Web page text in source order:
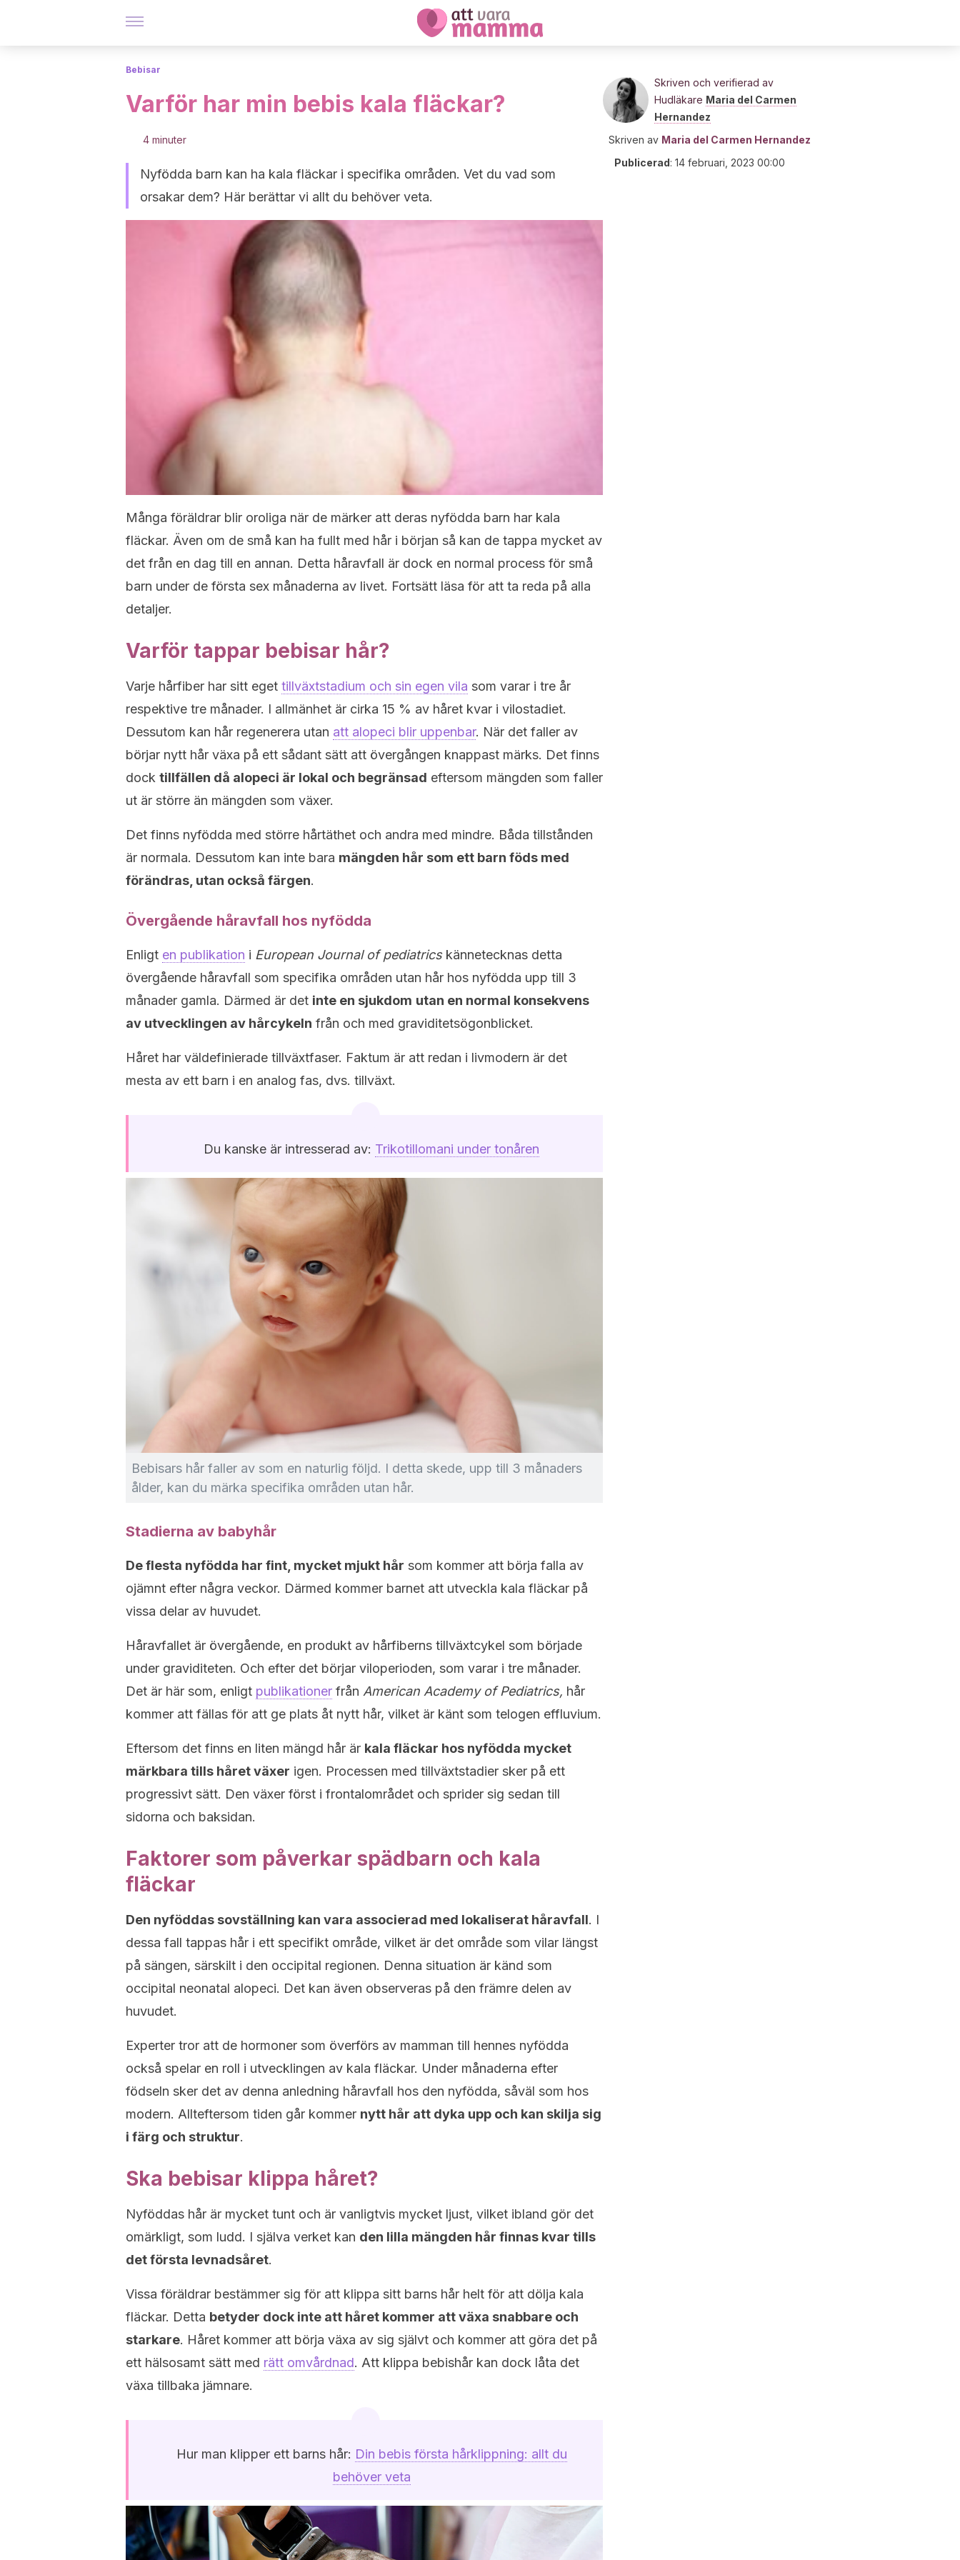
Bebisar
Varför har min bebis kala fläckar?
4 minuter
Nyfödda barn kan ha kala fläckar i specifika områden. Vet du vad som
orsakar dem? Här berättar vi allt du behöver veta.
Många föräldrar blir oroliga när de märker att deras nyfödda barn har kala
fläckar. Även om de små kan ha fullt med hår i början så kan de tappa mycket av
det från en dag till en annan. Detta håravfall är dock en normal process för små
barn under de första sex månaderna av livet. Fortsätt läsa för att ta reda på alla
detaljer.
Varför tappar bebisar hår?
Varje hårfiber har sitt eget tillväxtstadium och sin egen vila som varar i tre år
respektive tre månader. I allmänhet är cirka 15 % av håret kvar i vilostadiet.
Dessutom kan hår regenerera utan att alopeci blir uppenbar. När det faller av
börjar nytt hår växa på ett sådant sätt att övergången knappast märks. Det finns
dock tillfällen då alopeci är lokal och begränsad eftersom mängden som faller
ut är större än mängden som växer.
Det finns nyfödda med större hårtäthet och andra med mindre. Båda tillstånden
är normala. Dessutom kan inte bara mängden hår som ett barn föds med
förändras, utan också färgen.
Övergående håravfall hos nyfödda
Enligt en publikation i European Journal of pediatricskännetecknas detta
övergående håravfall som specifika områden utan hår hos nyfödda upp till 3
månader gamla. Därmed är det inte en sjukdom utan en normal konsekvens
av utvecklingen av hårcykeln från och med graviditetsögonblicket.
Håret har väldefinierade tillväxtfaser. Faktum är att redan i livmodern är det
mesta av ett barn i en analog fas, dvs. tillväxt.
Du kanske är intresserad av: Trikotillomani under tonåren
Bebisars hår faller av som en naturlig följd. I detta skede, upp till 3 månaders
ålder, kan du märka specifika områden utan hår.
Stadierna av babyhår
De flesta nyfödda har fint, mycket mjukt hår som kommer att börja falla av
ojämnt efter några veckor. Därmed kommer barnet att utveckla kala fläckar på
vissa delar av huvudet.
Håravfallet är övergående, en produkt av hårfiberns tillväxtcykel som började
under graviditeten. Och efter det börjar viloperioden, som varar i tre månader.
Det är här som, enligt publikationer från American Academy of Pediatrics, hår
kommer att fällas för att ge plats åt nytt hår, vilket är känt som telogen effluvium.
Eftersom det finns en liten mängd hår är kala fläckar hos nyfödda mycket
märkbara tills håret växer igen. Processen med tillväxtstadier sker på ett
progressivt sätt. Den växer först i frontalområdet och sprider sig sedan till
sidorna och baksidan.
Faktorer som påverkar spädbarn och kala
fläckar
Den nyföddas sovställning kan vara associerad med lokaliserat håravfall. I
dessa fall tappas hår i ett specifikt område, vilket är det område som vilar längst
på sängen, särskilt i den occipital regionen. Denna situation är känd som
occipital neonatal alopeci. Det kan även observeras på den främre delen av
huvudet.
Experter tror att de hormoner som överförs av mamman till hennes nyfödda
också spelar en roll i utvecklingen av kala fläckar. Under månaderna efter
födseln sker det av denna anledning håravfall hos den nyfödda, såväl som hos
modern. Allteftersom tiden går kommer nytt hår att dyka upp och kan skilja sig
i färg och struktur.
Ska bebisar klippa håret?
Nyföddas hår är mycket tunt och är vanligtvis mycket ljust, vilket ibland gör det
omärkligt, som ludd. I själva verket kan den lilla mängden hår finnas kvar tills
det första levnadsåret.
Vissa föräldrar bestämmer sig för att klippa sitt barns hår helt för att dölja kala
fläckar. Detta betyder dock inte att håret kommer att växa snabbare och
starkare. Håret kommer att börja växa av sig självt och kommer att göra det på
ett hälsosamt sätt med rätt omvårdnad. Att klippa bebishår kan dock låta det
växa tillbaka jämnare.
Hur man klipper ett barns hår: Din bebis första hårklippning: allt du
behöver veta
Skriven och verifierad av
Hudläkare Maria del Carmen
Hernandez
Skriven av Maria del Carmen Hernandez
Publicerad: 14 februari, 2023 00:00